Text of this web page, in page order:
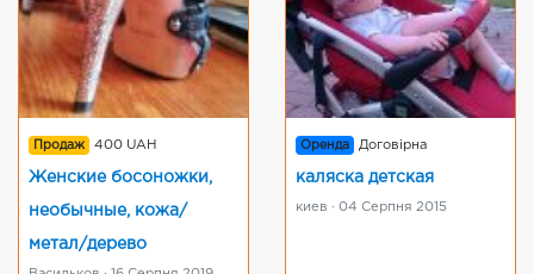
Продаж 400 UAH
Женские босоножки,
необычные, кожа/
метал/дерево
Оренда Договірна
каляска детская
киев · 04 Серпня 2015